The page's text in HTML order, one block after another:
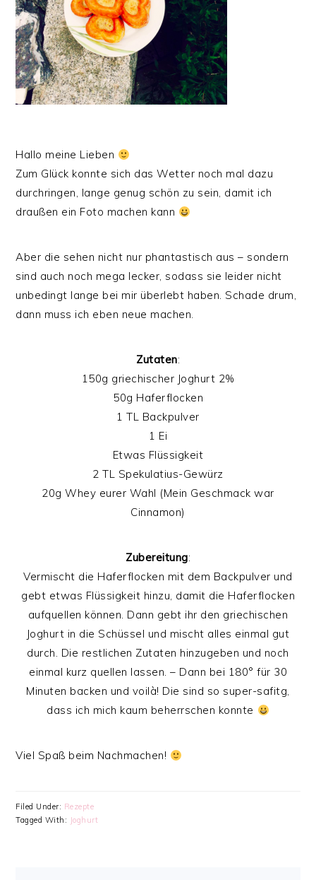
Hallo meine Lieben
Zum Glück konnte sich das Wetter noch mal dazu
durchringen, lange genug schön zu sein, damit ich
draußen ein Foto machen kann
Aber die sehen nicht nur phantastisch aus – sondern
sind auch noch mega lecker, sodass sie leider nicht
unbedingt lange bei mir überlebt haben. Schade drum,
dann muss ich eben neue machen.
Zutaten:
150g griechischer Joghurt 2%
50g Haferflocken
1 TL Backpulver
1 Ei
Etwas Flüssigkeit
2 TL Spekulatius-Gewürz
20g Whey eurer Wahl (Mein Geschmack war
Cinnamon)
Zubereitung:
Vermischt die Haferflocken mit dem Backpulver und
gebt etwas Flüssigkeit hinzu, damit die Haferflocken
aufquellen können. Dann gebt ihr den griechischen
Joghurt in die Schüssel und mischt alles einmal gut
durch. Die restlichen Zutaten hinzugeben und noch
einmal kurz quellen lassen. – Dann bei 180° für 30
Minuten backen und voilà! Die sind so super-safitg,
dass ich mich kaum beherrschen konnte
Viel Spaß beim Nachmachen!
Filed Under: Rezepte
Tagged With: Joghurt